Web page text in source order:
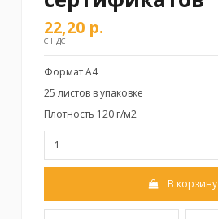
22,20 р.
С НДС
Формат А4
25 листов в упаковке
Плотность 120 г/м2
В корзину